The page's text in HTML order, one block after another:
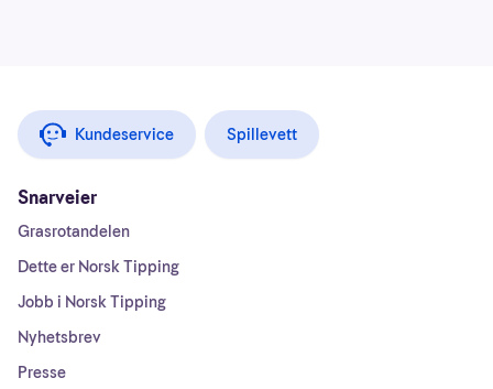
Kundeservice Spillevett
Snarveier
Grasrotandelen
Dette er Norsk Tipping
Jobb i Norsk Tipping
Nyhetsbrev
Presse